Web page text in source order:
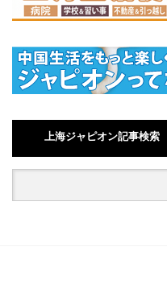
上海ジャピオン記事検索